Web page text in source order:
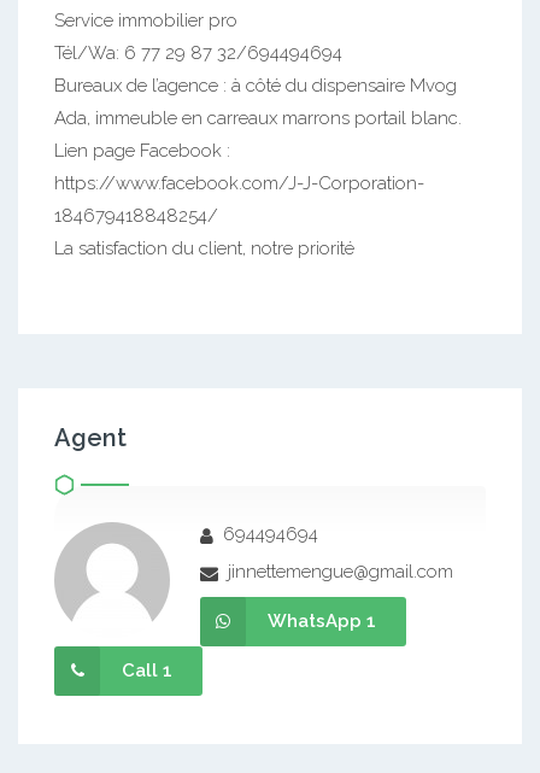
Service immobilier pro
Tél/Wa: 6 77 29 87 32/694494694
Bureaux de l’agence : à côté du dispensaire Mvog
Ada, immeuble en carreaux marrons portail blanc.
Lien page Facebook :
https://www.facebook.com/J-J-Corporation-
184679418848254/
La satisfaction du client, notre priorité
Agent
694494694
jinnettemengue@gmail.com
WhatsApp 1
Call 1